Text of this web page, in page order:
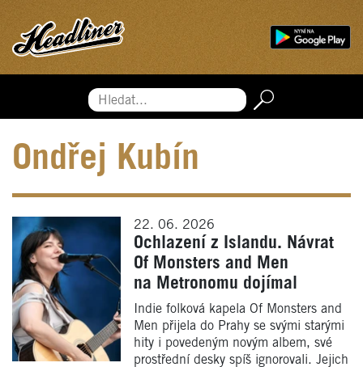
Hledat...
Ondřej Kubín
22. 06. 2026
Ochlazení z Islandu. Návrat
Of Monsters and Men
na Metronomu dojímal
Indie folková kapela Of Monsters and
Men přijela do Prahy se svými starými
hity i povedeným novým albem, své
prostřední desky spíš ignorovali. Jejich